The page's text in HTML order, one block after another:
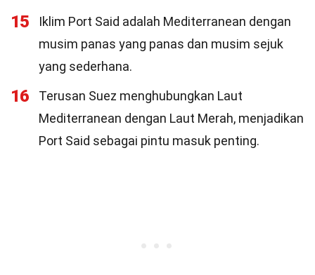
15
Iklim Port Said adalah Mediterranean dengan
musim panas yang panas dan musim sejuk
yang sederhana.
16
Terusan Suez menghubungkan Laut
Mediterranean dengan Laut Merah, menjadikan
Port Said sebagai pintu masuk penting.